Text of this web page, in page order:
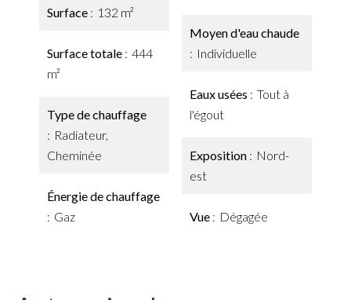
Surface 132 m²
Surface totale
444
m²
Type de chauffage
Radiateur,
Cheminée
Énergie de chauffage
Gaz
Moyen d'eau chaude
Individuelle
Eaux usées
Tout à
l'égout
Exposition
Nord-
est
Vue Dégagée